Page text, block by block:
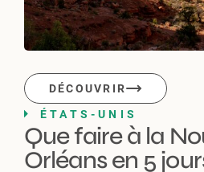
DÉCOUVRIR
ÉTATS-UNIS
Que faire à la
Orléans en 5